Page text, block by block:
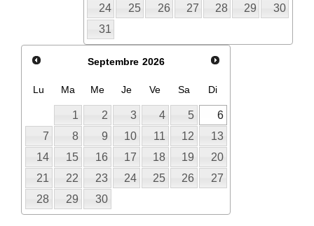
24
25 26 27 28 29
30
31
Septembre 2026
Lu Ma Me Je Ve Sa Di
1 2 3 4 5
6
7
8 9 10 11 12
13
14
15 16 17 18 19
20
21
22 23 24 25 26
27
28
29 30